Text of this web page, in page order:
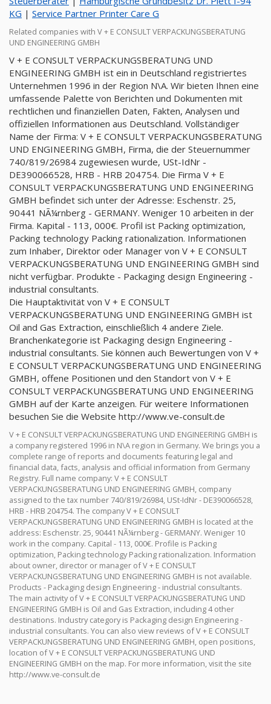
KG | Service Partner Printer Care G
Related companies with V + E CONSULT VERPACKUNGSBERATUNG
UND ENGINEERING GMBH
V + E CONSULT VERPACKUNGSBERATUNG UND
ENGINEERING GMBH ist ein in Deutschland registriertes
Unternehmen 1996 in der Region N\A. Wir bieten Ihnen eine
umfassende Palette von Berichten und Dokumenten mit
rechtlichen und finanziellen Daten, Fakten, Analysen und
offiziellen Informationen aus Deutschland. Vollständiger
Name der Firma: V + E CONSULT VERPACKUNGSBERATUNG
UND ENGINEERING GMBH, Firma, die der Steuernummer
740/819/26984 zugewiesen wurde, USt-IdNr -
DE390066528, HRB - HRB 204754. Die Firma V + E
CONSULT VERPACKUNGSBERATUNG UND ENGINEERING
GMBH befindet sich unter der Adresse: Eschenstr. 25,
90441 NÃ¼rnberg - GERMANY. Weniger 10 arbeiten in der
Firma. Kapital - 113, 000€. Profil ist Packing optimization,
Packing technology Packing rationalization. Informationen
zum Inhaber, Direktor oder Manager von V + E CONSULT
VERPACKUNGSBERATUNG UND ENGINEERING GMBH sind
nicht verfügbar. Produkte - Packaging design Engineering -
industrial consultants.
Die Hauptaktivität von V + E CONSULT
VERPACKUNGSBERATUNG UND ENGINEERING GMBH ist
Oil and Gas Extraction, einschließlich 4 andere Ziele.
Branchenkategorie ist Packaging design Engineering -
industrial consultants. Sie können auch Bewertungen von V +
E CONSULT VERPACKUNGSBERATUNG UND ENGINEERING
GMBH, offene Positionen und den Standort von V + E
CONSULT VERPACKUNGSBERATUNG UND ENGINEERING
GMBH auf der Karte anzeigen. Für weitere Informationen
besuchen Sie die Website http://www.ve-consult.de
V + E CONSULT VERPACKUNGSBERATUNG UND ENGINEERING GMBH is
a company registered 1996 in N\A region in Germany. We brings you a
complete range of reports and documents featuring legal and
financial data, facts, analysis and official information from Germany
Registry. Full name company: V + E CONSULT
VERPACKUNGSBERATUNG UND ENGINEERING GMBH, company
assigned to the tax number 740/819/26984, USt-IdNr - DE390066528,
HRB - HRB 204754. The company V + E CONSULT
VERPACKUNGSBERATUNG UND ENGINEERING GMBH is located at the
address: Eschenstr. 25, 90441 NÃ¼rnberg - GERMANY. Weniger 10
work in the company. Capital - 113, 000€. Profile is Packing
optimization, Packing technology Packing rationalization. Information
about owner, director or manager of V + E CONSULT
VERPACKUNGSBERATUNG UND ENGINEERING GMBH is not available.
Products - Packaging design Engineering - industrial consultants.
The main activity of V + E CONSULT VERPACKUNGSBERATUNG UND
ENGINEERING GMBH is Oil and Gas Extraction, including 4 other
destinations. Industry category is Packaging design Engineering -
industrial consultants. You can also view reviews of V + E CONSULT
VERPACKUNGSBERATUNG UND ENGINEERING GMBH, open positions,
location of V + E CONSULT VERPACKUNGSBERATUNG UND
ENGINEERING GMBH on the map. For more information, visit the site
http://www.ve-consult.de